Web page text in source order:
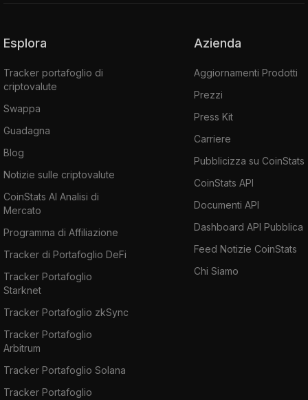
Esplora
Tracker portafoglio di
criptovalute
Swappa
Guadagna
Blog
Notizie sulle criptovalute
CoinStats AI Analisi di
Mercato
Programma di Affiliazione
Tracker di Portafoglio DeFi
Tracker Portafoglio
Starknet
Tracker Portafoglio zkSync
Tracker Portafoglio
Arbitrum
Tracker Portafoglio Solana
Tracker Portafoglio
Azienda
Aggiornamenti Prodotti
Prezzi
Press Kit
Carriere
Pubblicizza su CoinStats
CoinStats API
Documenti API
Dashboard API Pubblica
Feed Notizie CoinStats
Chi Siamo